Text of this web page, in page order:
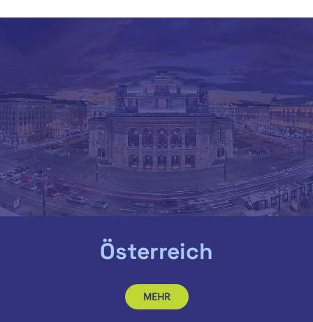
Österreich
MEHR